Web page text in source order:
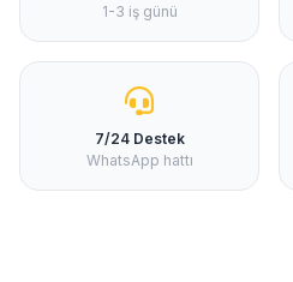
1-3 iş günü
7/24 Destek
WhatsApp hattı